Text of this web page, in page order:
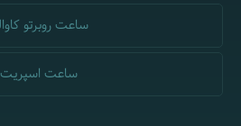
ساعت روبرتو
ساعت اسپریت